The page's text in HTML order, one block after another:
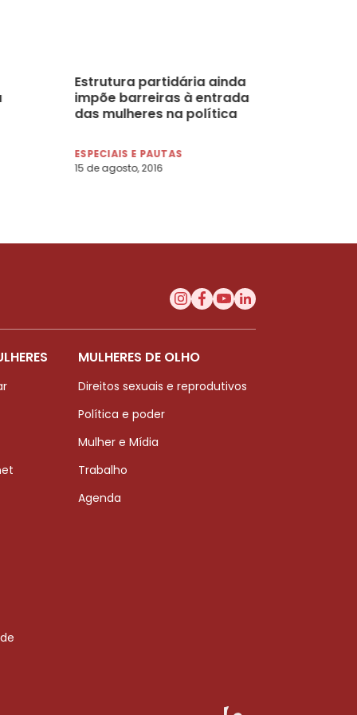
Estrutura partidária ainda
impõe barreiras à entrada
das mulheres na política
ESPECIAIS E PAUTAS
15 de agosto, 2016
MULHERES DE OLHO
Direitos sexuais e reprodutivos
Política e poder
Mulher e Mídia
Trabalho
Agenda